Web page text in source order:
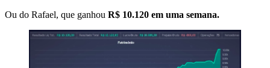
Ou do Rafael, que ganhou R$ 10.120 em uma semana.